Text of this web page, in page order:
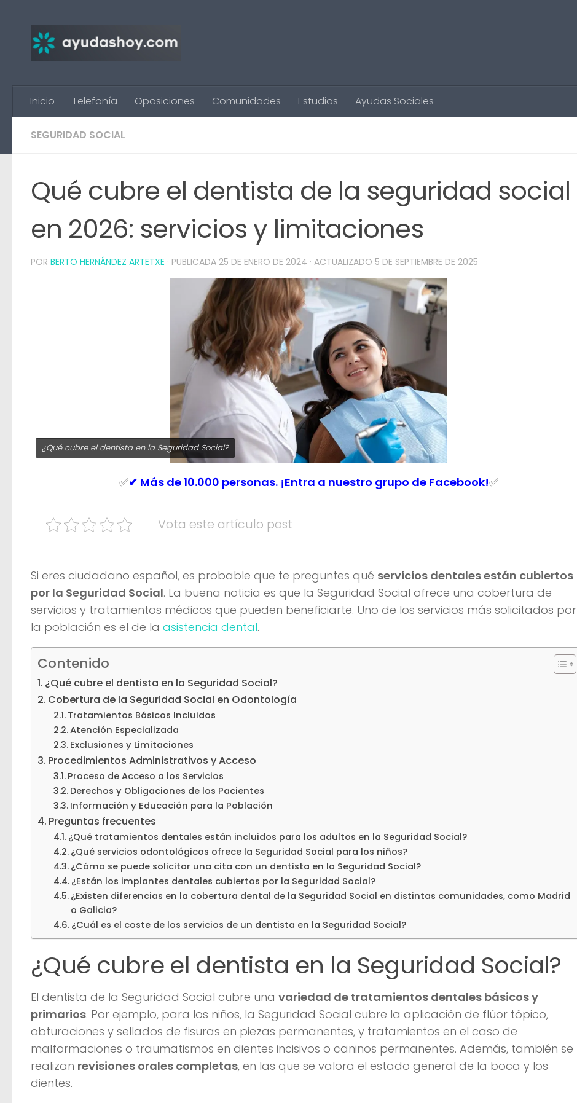
Inicio Telefonía Oposiciones Comunidades Estudios Ayudas Sociales
SEGURIDAD SOCIAL
Qué cubre el dentista de la seguridad social
en 2026: servicios y limitaciones
POR BERTO HERNÁNDEZ ARTETXE · PUBLICADA 25 DE ENERO DE 2024 · ACTUALIZADO 5 DE SEPTIEMBRE DE 2025
¿Qué cubre el dentista en la Seguridad Social?
✅✔ Más de 10.000 personas. ¡Entra a nuestro grupo de Facebook!✅
Vota este artículo post
Si eres ciudadano español, es probable que te preguntes qué servicios dentales están cubiertos
por la Seguridad Social. La buena noticia es que la Seguridad Social ofrece una cobertura de
servicios y tratamientos médicos que pueden beneficiarte. Uno de los servicios más solicitados por
la población es el de la asistencia dental.
Contenido
¿Qué cubre el dentista en la Seguridad Social?
Cobertura de la Seguridad Social en Odontología
Tratamientos Básicos Incluidos
Atención Especializada
Exclusiones y Limitaciones
Procedimientos Administrativos y Acceso
Proceso de Acceso a los Servicios
Derechos y Obligaciones de los Pacientes
Información y Educación para la Población
Preguntas frecuentes
¿Qué tratamientos dentales están incluidos para los adultos en la Seguridad Social?
¿Qué servicios odontológicos ofrece la Seguridad Social para los niños?
¿Cómo se puede solicitar una cita con un dentista en la Seguridad Social?
¿Están los implantes dentales cubiertos por la Seguridad Social?
¿Existen diferencias en la cobertura dental de la Seguridad Social en distintas comunidades, como Madrid
o Galicia?
¿Cuál es el coste de los servicios de un dentista en la Seguridad Social?
¿Qué cubre el dentista en la Seguridad Social?
El dentista de la Seguridad Social cubre una variedad de tratamientos dentales básicos y
primarios. Por ejemplo, para los niños, la Seguridad Social cubre la aplicación de flúor tópico,
obturaciones y sellados de fisuras en piezas permanentes, y tratamientos en el caso de
malformaciones o traumatismos en dientes incisivos o caninos permanentes. Además, también se
realizan revisiones orales completas, en las que se valora el estado general de la boca y los
dientes.